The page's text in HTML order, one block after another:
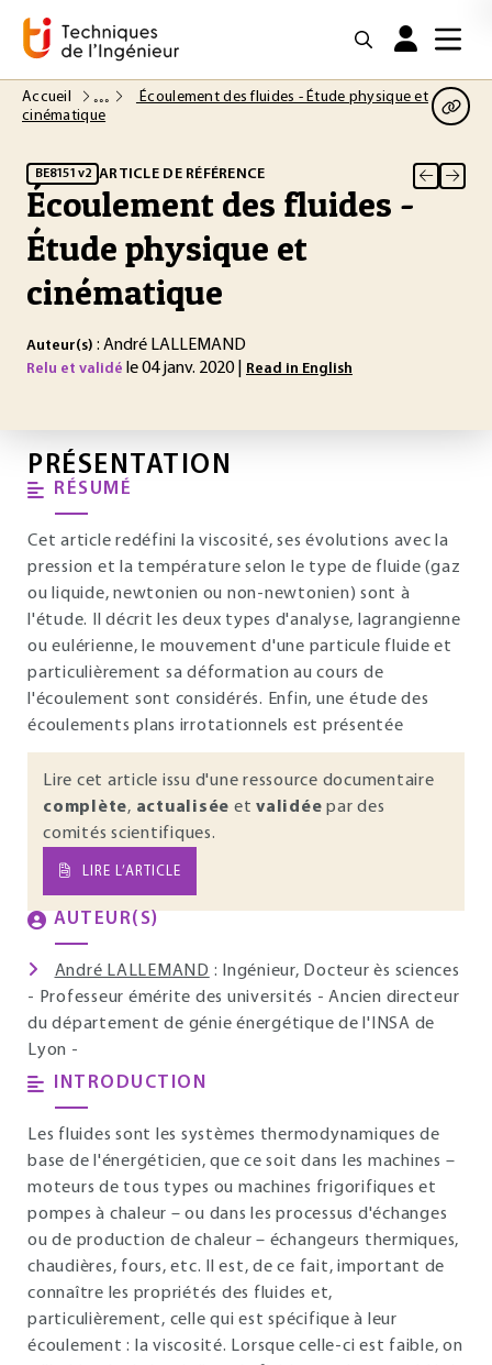
Accueil
Écoulement des fluides - Étude physique et
cinématique
BE8151 v2 ARTICLE DE RÉFÉRENCE
Écoulement des fluides -
Étude physique et
cinématique
Auteur(s) : André LALLEMAND
Relu et validé le 04 janv. 2020 | Read in English
PRÉSENTATION
RÉSUMÉ
Cet article redéfini la viscosité, ses évolutions avec la
pression et la température selon le type de fluide (gaz
ou liquide, newtonien ou non-newtonien) sont à
l'étude. Il décrit les deux types d'analyse, lagrangienne
ou eulérienne, le mouvement d'une particule fluide et
particulièrement sa déformation au cours de
l'écoulement sont considérés. Enfin, une étude des
écoulements plans irrotationnels est présentée
Lire cet article issu d'une ressource documentaire
complète, actualisée et validée par des
comités scientifiques.
LIRE L’ARTICLE
AUTEUR(S)
André LALLEMAND : Ingénieur, Docteur ès sciences
- Professeur émérite des universités - Ancien directeur
du département de génie énergétique de l'INSA de
Lyon -
INTRODUCTION
Les fluides sont les systèmes thermodynamiques de
base de l'énergéticien, que ce soit dans les machines –
moteurs de tous types ou machines frigorifiques et
pompes à chaleur – ou dans les processus d'échanges
ou de production de chaleur – échangeurs thermiques,
chaudières, fours, etc. Il est, de ce fait, important de
connaître les propriétés des fluides et,
particulièrement, celle qui est spécifique à leur
écoulement : la viscosité. Lorsque celle-ci est faible, on